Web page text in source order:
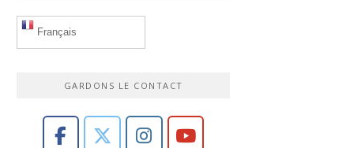
Français
GARDONS LE CONTACT